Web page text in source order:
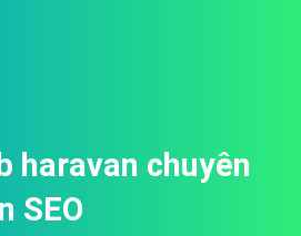
haravan chuyên
SEO